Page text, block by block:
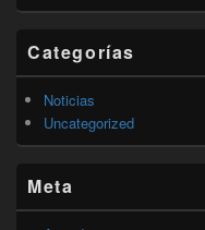
Categorías
Noticias
Uncategorized
Meta